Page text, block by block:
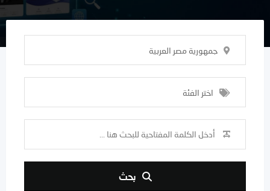
جمهورية مصر العربية
اختر الفئة
بحث